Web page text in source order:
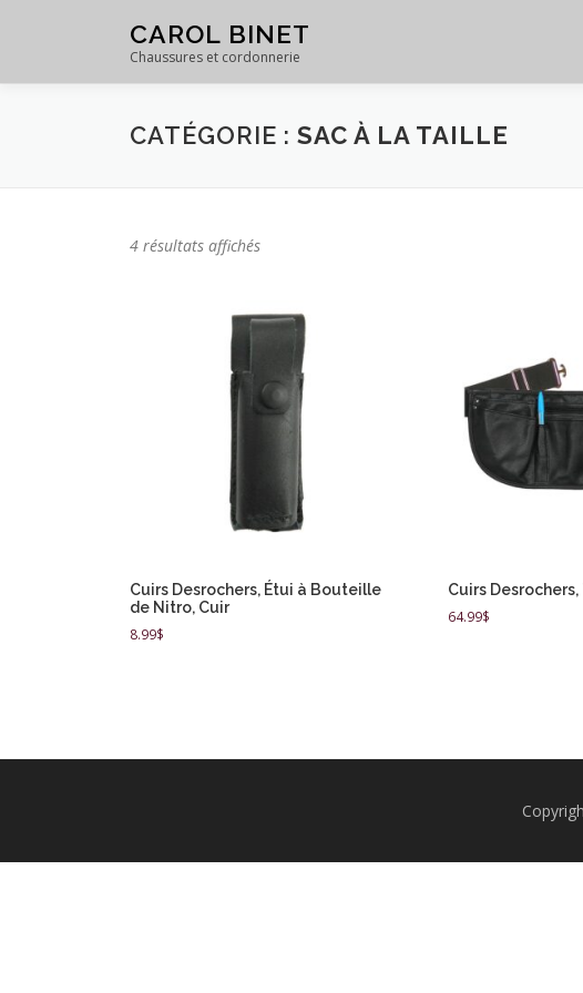
CAROL BINET
Chaussures et cordonnerie
CATÉGORIE : SAC À LA TAILLE
4 résultats affichés
Cuirs Desrochers, Étui à Bouteille
de Nitro, Cuir
8.99$
Cuirs
64.99$